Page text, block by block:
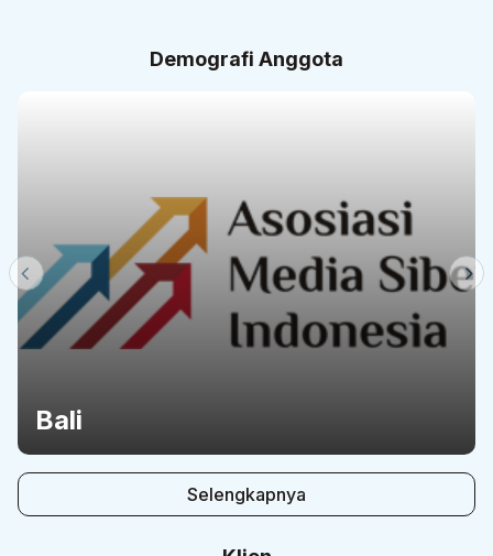
Demografi Anggota
Bali
Selengkapnya